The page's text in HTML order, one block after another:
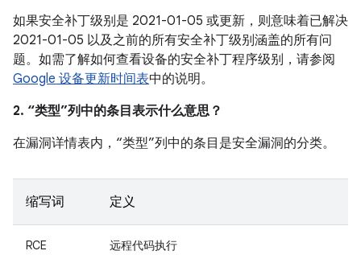
如果安全补丁级别是 2021-01-05 或更新，则意味着已解决
2021-01-05 以及之前的所有安全补丁级别涵盖的所有问
题。如需了解如何查看设备的安全补丁程序级别，请参阅
Google 设备更新时间表中的说明。
2. “类型”列中的条目表示什么意思？
在漏洞详情表内，“类型”列中的条目是安全漏洞的分类。
缩写词 定义
RCE 远程代码执行